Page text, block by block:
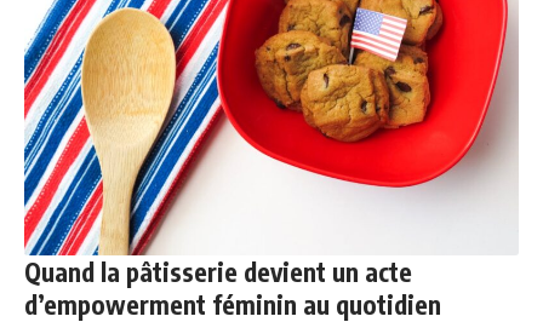
Quand la pâtisserie devient un acte
d’empowerment féminin au quotidien